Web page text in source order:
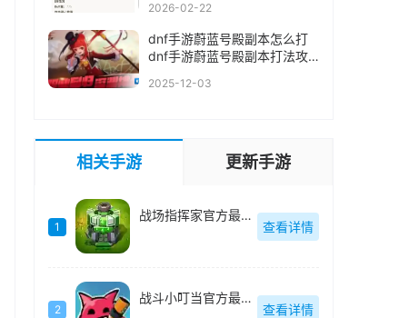
2026-02-22
dnf手游蔚蓝号殿副本怎么打
dnf手游蔚蓝号殿副本打法攻
2025-12-03
相关手游 更新手游
1
战场指挥家官方最新版
查看详情
2
战斗小叮当官方最新版
查看详情